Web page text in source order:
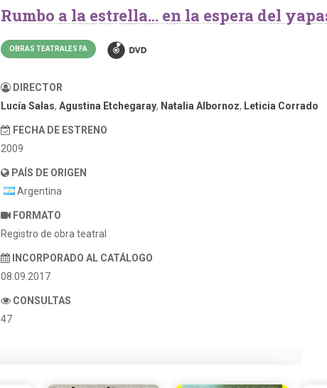
Rumbo a la estrella… en la espera del
OBRAS TEATRALES FA
DIRECTOR
Lucía Salas, Agustina Etchegaray, Natalia Albornoz, Leticia Corrado
FECHA DE ESTRENO
2009
PAÍS DE ORIGEN
Argentina
FORMATO
Registro de obra teatral
INCORPORADO AL CATÁLOGO
08.09.2017
CONSULTAS
47